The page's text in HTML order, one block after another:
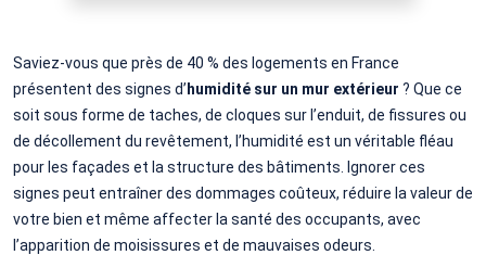
Saviez-vous que près de 40 % des logements en France
présentent des signes d’humidité sur un mur extérieur ? Que ce
soit sous forme de taches, de cloques sur l’enduit, de fissures ou
de décollement du revêtement, l’humidité est un véritable fléau
pour les façades et la structure des bâtiments. Ignorer ces
signes peut entraîner des dommages coûteux, réduire la valeur de
votre bien et même affecter la santé des occupants, avec
l’apparition de moisissures et de mauvaises odeurs.